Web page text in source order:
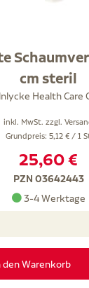
cm steril
Health Care
inkl. MwSt. zzgl.
Grundpreis: 5,12 € / 1
25,60 €
PZN 03642443
3-4 Werktage
den Warenkorb